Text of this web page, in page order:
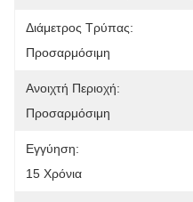
Διάμετρος Τρύπας:
Προσαρμόσιμη
Ανοιχτή Περιοχή:
Προσαρμόσιμη
Εγγύηση:
15 Χρόνια